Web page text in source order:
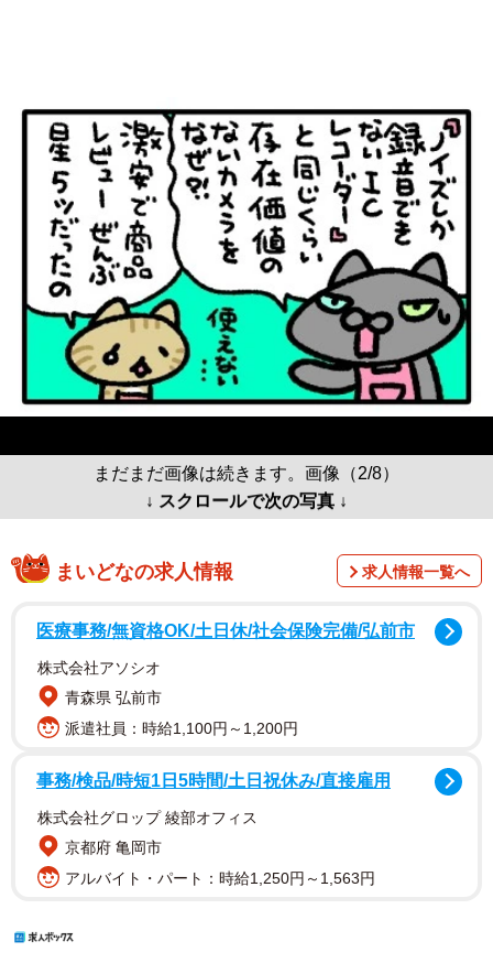
まだまだ画像は続きます。画像（2/8）
↓ スクロールで次の写真 ↓
まいどなの求人情報 求人情報一覧へ
医療事務/無資格OK/土日休/社会保険完備/弘前市
株式会社アソシオ
青森県 弘前市
派遣社員：時給1,100円～1,200円
事務/検品/時短1日5時間/土日祝休み/直接雇用
株式会社グロップ 綾部オフィス
京都府 亀岡市
アルバイト・パート：時給1,250円～1,563円